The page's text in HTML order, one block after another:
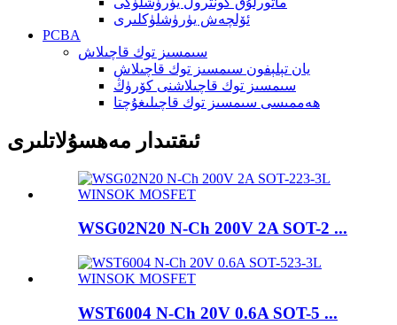
ئۆلچەش يۈرۈشلۈكلىرى
PCBA
سىمسىز توك قاچىلاش
يان تېلېفون سىمسىز توك قاچىلاش
سىمسىز توك قاچىلاشنى كۆرۈڭ
ھەممىسى سىمسىز توك قاچىلىغۇچتا
ئىقتىدار مەھسۇلاتلىرى
WSG02N20 N-Ch 200V 2A SOT-2 ...
WST6004 N-Ch 20V 0.6A SOT-5 ...